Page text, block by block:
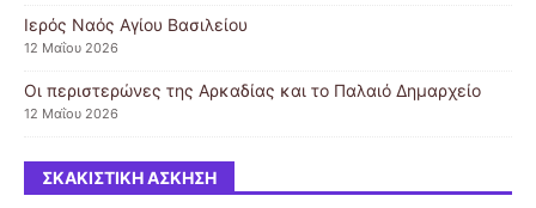
Ιερός Ναός Αγίου Βασιλείου
12 Μαΐου 2026
Οι περιστερώνες της Αρκαδίας και το Παλαιό Δημαρχείο
12 Μαΐου 2026
ΣΚΑΚΙΣΤΙΚΉ ΆΣΚΗΣΗ